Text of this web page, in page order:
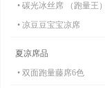
• 碳光冰丝席 （跑量王）
• 凉豆豆宝宝凉席
夏凉席品
• 双面跑量藤席6色